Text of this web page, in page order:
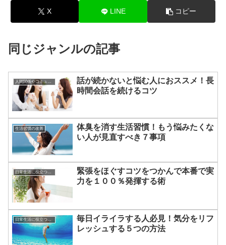
X LINE コピー
同じジャンルの記事
人間関係やコミュニケーションの術
話が続かないと悩む人におススメ！長
時間会話を続けるコツ
生活習慣の改善
体臭を消す生活習慣！もう悩みたくな
い人が見直すべき７事項
日常生活に役立つあれこれ
緊張をほぐすコツをつかんで本番で実
力を１００％発揮する術
日常生活に役立つあれこれ
毎日イライラする人必見！気分をリフ
レッシュする５つの方法